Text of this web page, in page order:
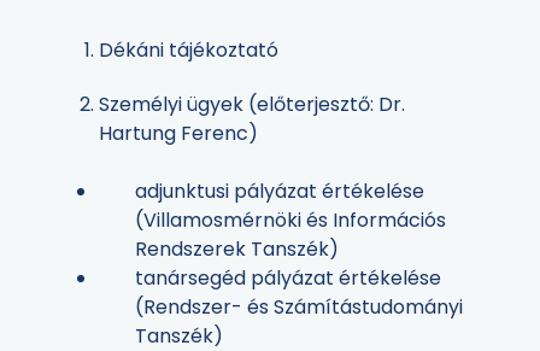
Dékáni tájékoztató
Személyi ügyek (előterjesztő: Dr.
Hartung Ferenc)
adjunktusi pályázat értékelése
(Villamosmérnöki és Információs
Rendszerek Tanszék)
tanársegéd pályázat értékelése
(Rendszer- és Számítástudományi
Tanszék)